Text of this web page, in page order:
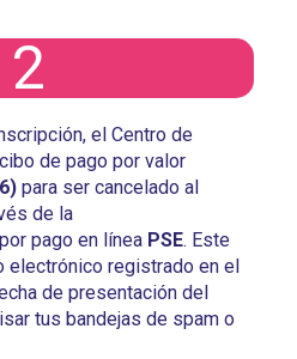
2
el Centro de
de pago por valor
para ser cancelado al
de la
pago en línea PSE. Este
electrónico registrado en el
de presentación del
tus bandejas de spam o